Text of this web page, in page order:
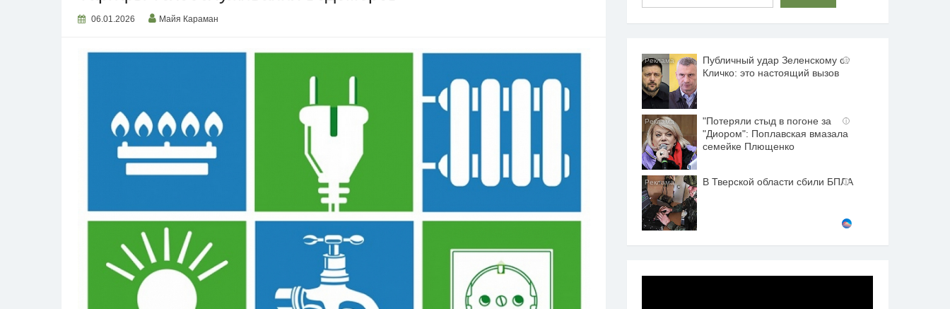
06.01.2026 Майя Караман
i
Публичный удар Зеленскому от
Кличко: это настоящий вызов
i
"Потеряли стыд в погоне за
"Диором": Поплавская вмазала
семейке Плющенко
i
В Тверской области сбили БПЛА